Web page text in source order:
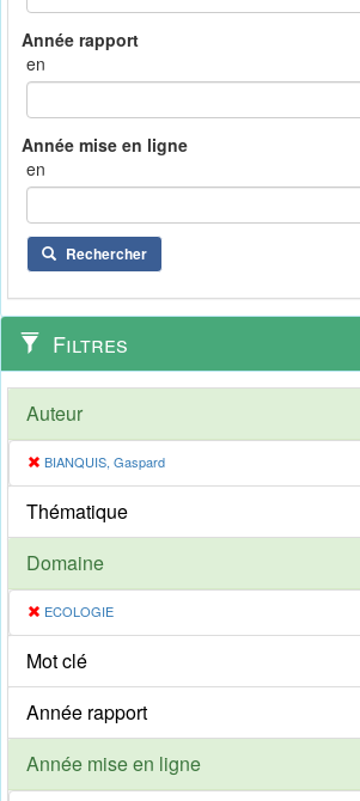
en
en
Rechercher
Filtres
Auteur
BIANQUIS, Gaspard
Thématique
Domaine
ECOLOGIE
Mot clé
Année rapport
Année mise en ligne